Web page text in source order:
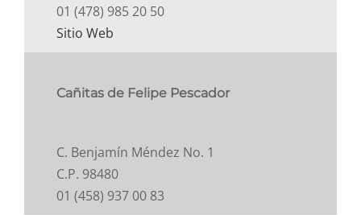
01 (478) 985 20 50
Sitio Web
Cañitas de Felipe Pescador
C. Benjamín Méndez No. 1
C.P. 98480
01 (458) 937 00 83